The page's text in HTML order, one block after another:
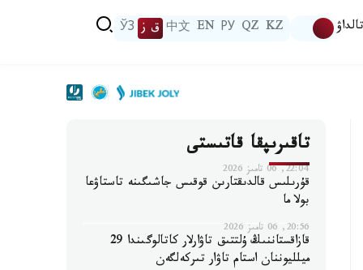
تالداۋ KZ
QZ
РУ
EN
中文 ق ز ЎЗ
تاقىرىپقا قاتىستى
22:04, 06 تامىز 2026
قۇرىلىس قالدىقتارىن قوقىس جاشىگىنە تاستاۋعا
بولا ما
20:56, 06 تامىز 2026
قازاقستاننىڭ ۇلتتىق تاۋارلار كاتالوگىندا 29
ميلليوننان استام تاۋار تىركەلگەن